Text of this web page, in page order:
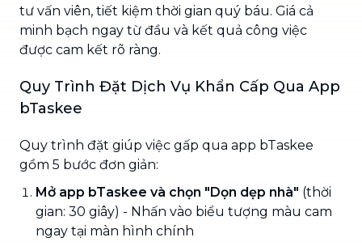
tư vấn viên, tiết kiệm thời gian quý báu. Giá cả
minh bạch ngay từ đầu và kết quả công việc
được cam kết rõ ràng.
Quy Trình Đặt Dịch Vụ Khẩn Cấp Qua App
bTaskee
Quy trình đặt giúp việc gấp qua app bTaskee
gồm 5 bước đơn giản:
Mở app bTaskee và chọn "Dọn dẹp nhà" (thời
gian: 30 giây) - Nhấn vào biểu tượng màu cam
ngay tại màn hình chính